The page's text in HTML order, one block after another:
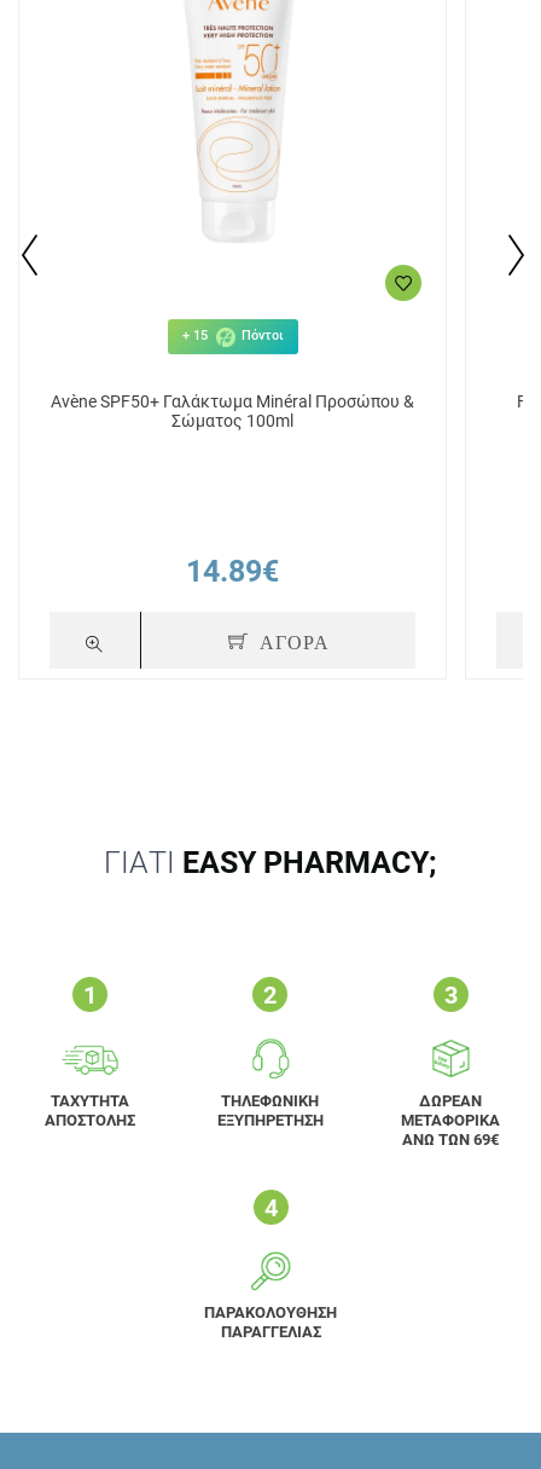
+ 15 Πόντοι
Avène SPF50+ Γαλάκτωμα Minéral Προσώπου &
Σώματος 100ml
14.89€
ΑΓΟΡΑ
ΓΙΑΤΙ EASY PHARMACY;
ΤΑΧΥΤΗΤΑ
ΑΠΟΣΤΟΛΗΣ
ΤΗΛΕΦΩΝΙΚΗ
ΕΞΥΠΗΡΕΤΗΣΗ
ΔΩΡΕΑΝ
ΜΕΤΑΦΟΡΙΚΑ
ΑΝΩ ΤΩΝ 69€
ΠΑΡΑΚΟΛΟΥΘΗΣΗ
ΠΑΡΑΓΓΕΛΙΑΣ